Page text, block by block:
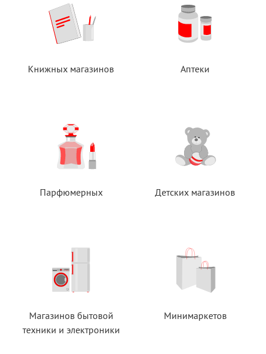
Книжных магазинов Аптеки
Парфюмерных Детских магазинов
Магазинов бытовой
техники и электроники
Минимаркетов